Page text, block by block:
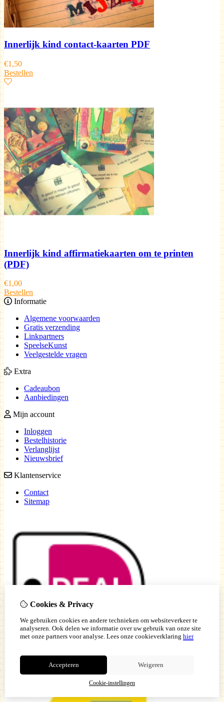
Innerlijk kind contact-kaarten PDF
€1,50
Bestellen
Innerlijk kind affirmatiekaarten om te printen
(PDF)
€1,00
Bestellen
Informatie
Algemene voorwaarden
Gratis verzending
Linkpartners
SpeelseKunst
Veelgestelde vragen
Extra
Cadeaubon
Aanbiedingen
Mijn account
Inloggen
Bestelhistorie
Verlanglijst
Nieuwsbrief
Klantenservice
Contact
Sitemap
Cookies & Privacy
We gebruiken cookies en andere technieken om websiteverkeer te
analyseren. Ook delen we informatie over uw gebruik van onze site
met onze partners voor analyse. Lees onze cookieverklaring hier
Accepteren Weigeren
Cookie-instellingen